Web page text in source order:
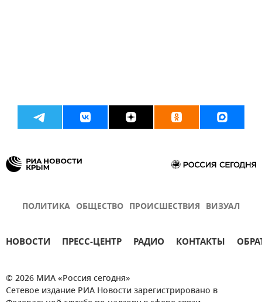
ПОЛИТИКА ОБЩЕСТВО ПРОИСШЕСТВИЯ ВИЗУАЛ
НОВОСТИ ПРЕСС-ЦЕНТР РАДИО КОНТАКТЫ
© 2026 МИА «Россия сегодня»
Сетевое издание РИА Новости зарегистрировано в